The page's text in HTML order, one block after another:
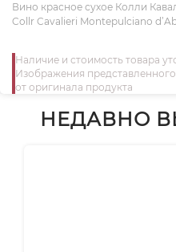
Вино красное сухое Колли
Collr Cavalieri Montepulciano
Наличие и стоимость товара
Изображения представленного
от оригинала продукта
НЕДАВНО